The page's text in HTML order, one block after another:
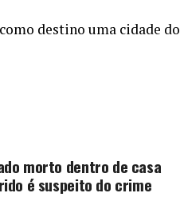
destino uma cidade do
morto dentro de casa
é suspeito do crime